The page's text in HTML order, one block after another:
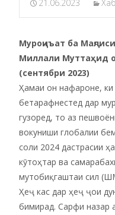
21.06.2023
Муроҷиъат ба
Миллали Муттаҳид
(сентябри 2023)
Ҳамаи он нафароне,
бетарафнестед дар
гузоред, то аз
вокуниши глобалии
соли 2024 дастрасии
кӯтоҳтар ва
мутобиқгаштаи сил
Ҳеҷ кас дар ҳеҷ ҷои
бимирад. Сарфи назар